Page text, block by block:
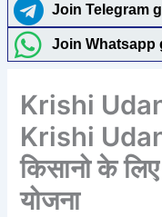
Join Telegram
Join Whatsapp
Krishi
Krishi
किसानो के
योजना